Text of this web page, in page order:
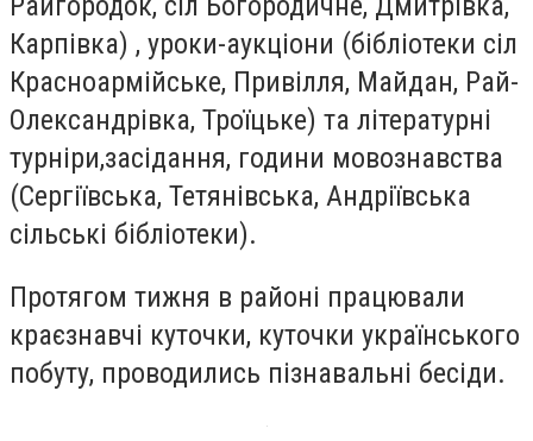
Карпівка) , уроки-аукціони (бібліотеки сіл
Красноармійське, Привілля, Майдан, Рай-
Олександрівка, Троїцьке) та літературні
турніри,засідання, години мовознавства
(Сергіївська, Тетянівська, Андріївська
сільські бібліотеки).
Протягом тижня в районі працювали
краєзнавчі куточки, куточки українського
побуту, проводились пізнавальні бесіди.